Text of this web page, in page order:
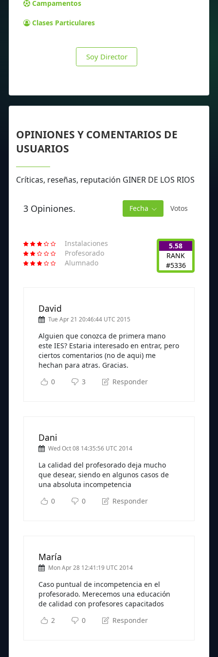
Campamentos
Clases Particulares
Soy Director
OPINIONES Y COMENTARIOS DE
USUARIOS
Críticas, reseñas, reputación GINER DE LOS RIOS
3 Opiniones. Fecha Votos
Instalaciones
Profesorado
Alumnado
5.58
RANK
#5336
David
Tue Apr 21 20:46:44 UTC 2015
Alguien que conozca de primera mano
este IES? Estaria interesado en entrar, pero
ciertos comentarios (no de aqui) me
hechan para atras. Gracias.
0
3 Responder
Dani
Wed Oct 08 14:35:56 UTC 2014
La calidad del profesorado deja mucho
que desear, siendo en algunos casos de
una absoluta incompetencia
0
0 Responder
María
Mon Apr 28 12:41:19 UTC 2014
Caso puntual de incompetencia en el
profesorado. Merecemos una educación
de calidad con profesores capacitados
2
0 Responder